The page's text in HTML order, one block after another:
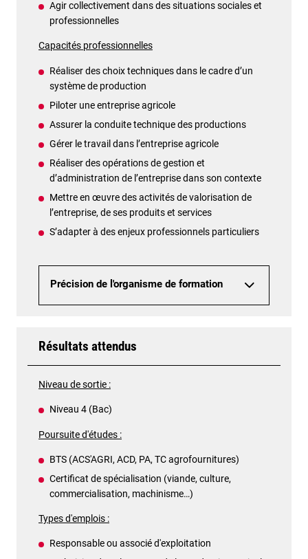
Agir collectivement dans des situations sociales et
professionnelles
Capacités professionnelles
Réaliser des choix techniques dans le cadre d’un
système de production
Piloter une entreprise agricole
Assurer la conduite technique des productions
Gérer le travail dans l’entreprise agricole
Réaliser des opérations de gestion et
d’administration de l’entreprise dans son contexte
Mettre en œuvre des activités de valorisation de
l’entreprise, de ses produits et services
S’adapter à des enjeux professionnels particuliers
Précision de l'organisme de formation
Résultats attendus
Niveau de sortie :
Niveau 4 (Bac)
Poursuite d'études :
BTS (ACS'AGRI, ACD, PA, TC agrofournitures)
Certificat de spécialisation (viande, culture,
commercialisation, machinisme…)
Types d'emplois :
Responsable ou associé d'exploitation